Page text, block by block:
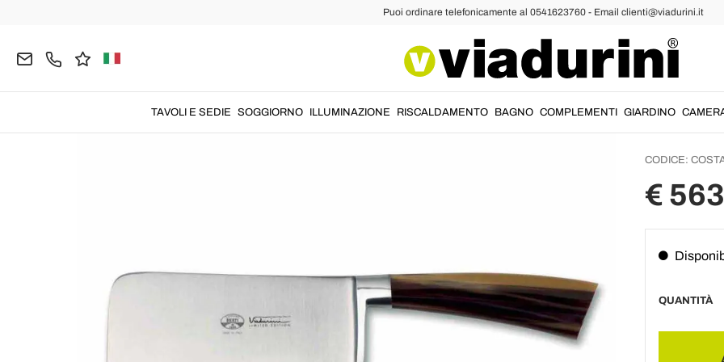
Puoi ordinare telefonicamente al 0541623760 - Email clienti@viadurini.it
TAVOLI E SEDIE SOGGIORNO ILLUMINAZIONE RISCALDAMENTO BAGNO COMPLEMENTI GIARDINO
in
CODICE:
€
QUANTITÀ